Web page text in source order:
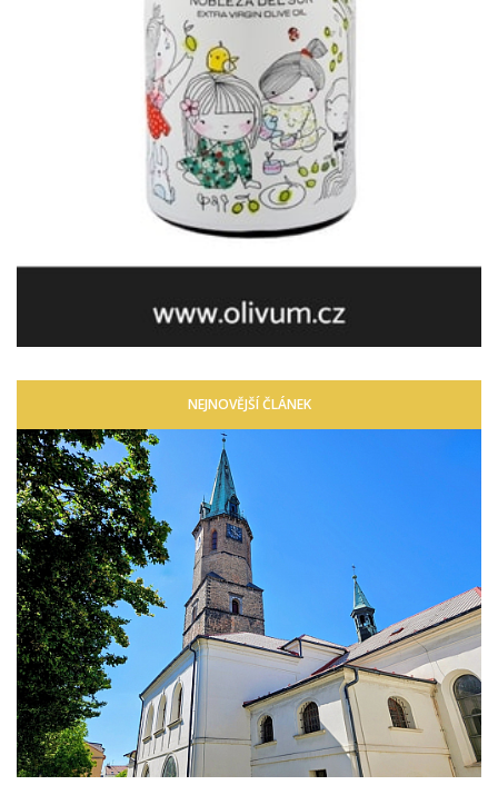
NEJNOVĚJŠÍ ČLÁNEK